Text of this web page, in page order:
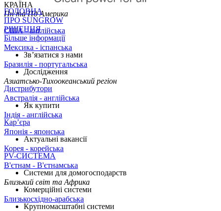
КРАЇНА
Пн та Пд Америка
США - англійська
Мексика - іспанська
Бразилія - португальська
Азиатсько-Тихоокеанський регіон
Австралія - англійська
Індія - англійська
Японія - японська
Корея - корейська
В'єтнам - B'єтнамська
Близький світ та Африка
Близькосхідно-арабська
ГОЛОВНА
ПРО SUNGROW
РІШЕННЯ
Більше інформації
Зв’язатися з нами
Дослідження
Дистрибутори
Як купити
Кар’єра
Актуальні вакансії
PV-СИСТЕМА
Системи для домогосподарств
Комерційні системи
Крупномасштабні системи